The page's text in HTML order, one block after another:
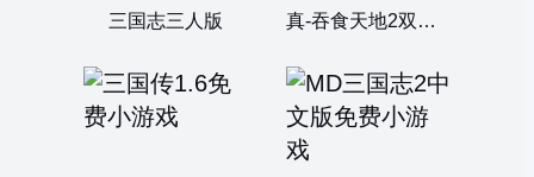
三国志三人版 真-吞食天地2双人版